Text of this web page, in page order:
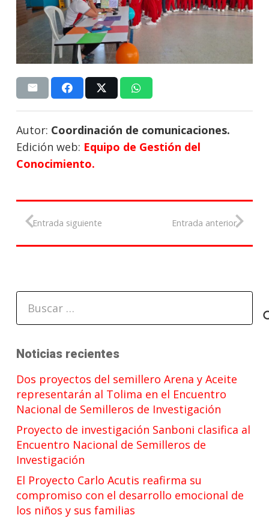
Autor: Coordinación de comunicaciones.
Edición web: Equipo de Gestión del
Conocimiento.
Entrada siguiente Entrada anterior
Noticias recientes
Dos proyectos del semillero Arena y Aceite
representarán al Tolima en el Encuentro
Nacional de Semilleros de Investigación
Proyecto de investigación Sanboni clasifica al
Encuentro Nacional de Semilleros de
Investigación
El Proyecto Carlo Acutis reafirma su
compromiso con el desarrollo emocional de
los niños y sus familias